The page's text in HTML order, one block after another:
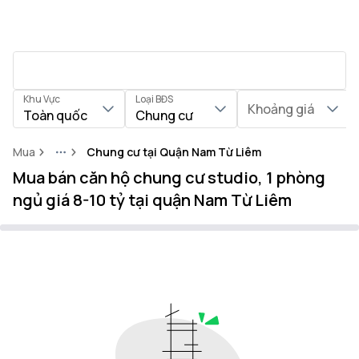
Khu Vực
Toàn quốc
Loại BĐS
Chung cư Khoảng giá
Mua MoreChung cư tại Quận Nam Từ Liêm
Mua bán căn hộ chung cư studio, 1 phòng
ngủ giá 8-10 tỷ tại quận Nam Từ Liêm